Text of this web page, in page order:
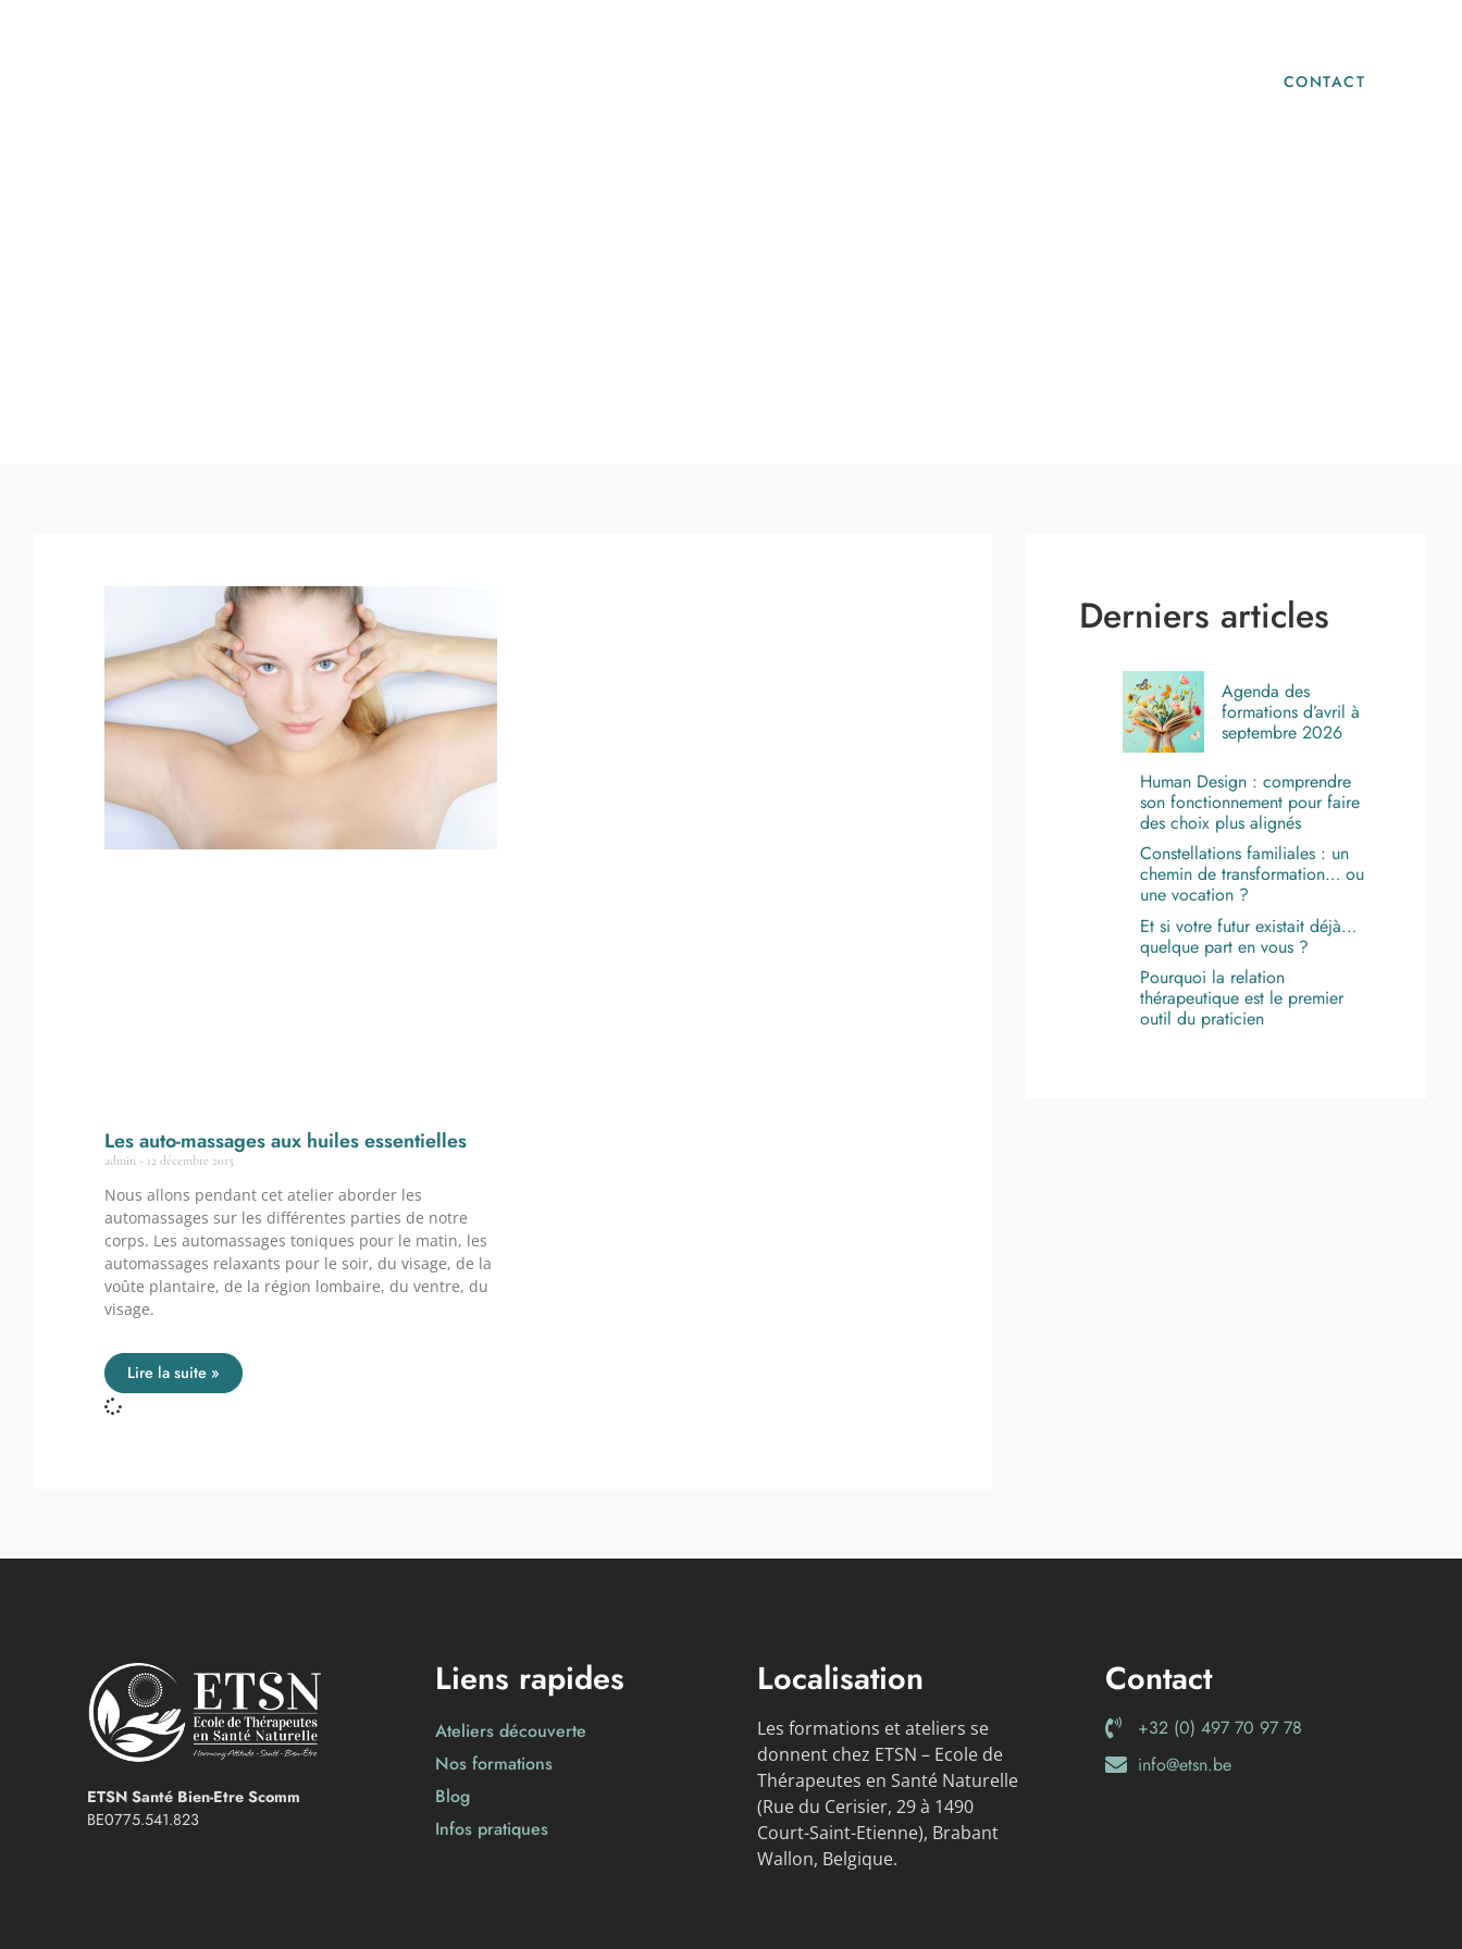
CONTACT
Les auto-massages aux huiles essentielles
admin 12 décembre 2015
Nous allons pendant cet atelier aborder les
automassages sur les différentes parties de notre
corps. Les automassages toniques pour le matin, les
automassages relaxants pour le soir, du visage, de la
voûte plantaire, de la région lombaire, du ventre, du
visage.
Lire la suite »
Derniers articles
Agenda des
formations d’avril à
septembre 2026
Human Design : comprendre
son fonctionnement pour faire
des choix plus alignés
Constellations familiales : un
chemin de transformation… ou
une vocation ?
Et si votre futur existait déjà…
quelque part en vous ?
Pourquoi la relation
thérapeutique est le premier
outil du praticien
ETSN Santé Bien-Etre Scomm
BE0775.541.823
Liens rapides
Ateliers découverte
Nos formations
Blog
Infos pratiques
Localisation
Les formations et ateliers se
donnent chez ETSN – Ecole de
Thérapeutes en Santé Naturelle
(Rue du Cerisier, 29 à 1490
Court-Saint-Etienne), Brabant
Wallon, Belgique.
Contact
+32 (0) 497 70 97 78
info@etsn.be